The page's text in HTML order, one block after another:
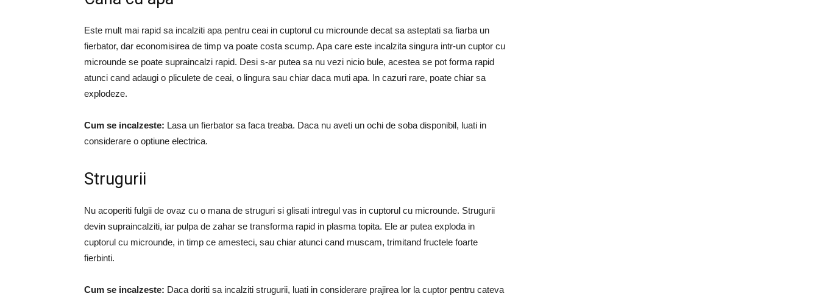
Este mult mai rapid sa incalziti apa pentru ceai in cuptorul cu microunde decat sa asteptati sa fiarba un
fierbator, dar economisirea de timp va poate costa scump. Apa care este incalzita singura intr-un cuptor cu
microunde se poate supraincalzi rapid. Desi s-ar putea sa nu vezi nicio bule, acestea se pot forma rapid
atunci cand adaugi o pliculete de ceai, o lingura sau chiar daca muti apa. In cazuri rare, poate chiar sa
explodeze.
Cum se incalzeste: Lasa un fierbator sa faca treaba. Daca nu aveti un ochi de soba disponibil, luati in
considerare o optiune electrica.
Strugurii
Nu acoperiti fulgii de ovaz cu o mana de struguri si glisati intregul vas in cuptorul cu microunde. Strugurii
devin supraincalziti, iar pulpa de zahar se transforma rapid in plasma topita. Ele ar putea exploda in
cuptorul cu microunde, in timp ce amesteci, sau chiar atunci cand muscam, trimitand fructele foarte
fierbinti.
Cum se incalzeste: Daca doriti sa incalziti strugurii, luati in considerare prajirea lor la cuptor pentru cateva